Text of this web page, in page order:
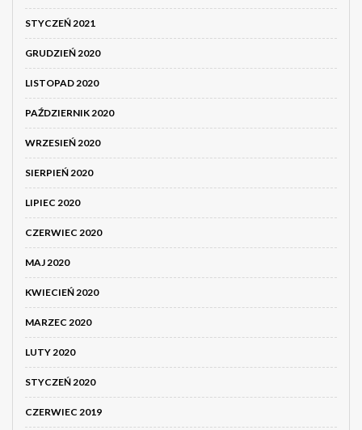
STYCZEŃ 2021
GRUDZIEŃ 2020
LISTOPAD 2020
PAŹDZIERNIK 2020
WRZESIEŃ 2020
SIERPIEŃ 2020
LIPIEC 2020
CZERWIEC 2020
MAJ 2020
KWIECIEŃ 2020
MARZEC 2020
LUTY 2020
STYCZEŃ 2020
CZERWIEC 2019